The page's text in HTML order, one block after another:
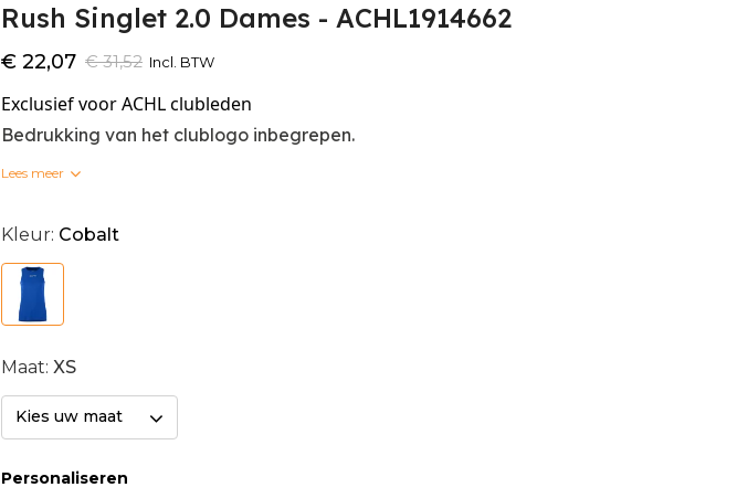
Rush Singlet 2.0 Dames - ACHL1914662
€ 31,52
€ 22,07 Incl. BTW
Exclusief voor ACHL clubleden
Bedrukking van het clublogo inbegrepen.
Bedrukte clubkleding kan niet omgeruild worden.
Lees meer
Kleur: Cobalt
Maat: XS
Kies uw maat
Personaliseren